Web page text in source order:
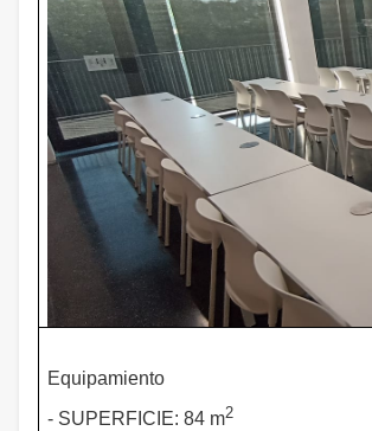
Equipamiento
- SUPERFICIE: 84 m2